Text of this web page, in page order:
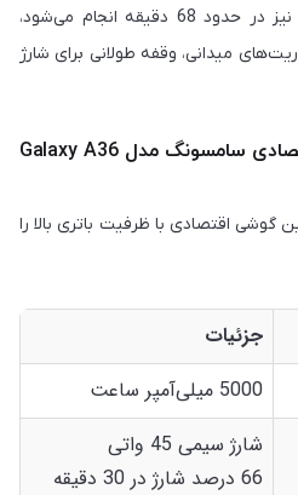
سرعت، حیاتی است. شارژ کامل نیز در حدود 68 دقیقه انجام می‌شود،
میدانی، وقفه طولانی برای شارژ
مشخصات کلیدی گوشی اقتصادی سامسونگ مدل Galaxy A36
اقتصادی با ظرفیت باتری بالا را
جزئیات
5000 میلی‌آمپر ساعت
شارژ سیمی 45 واتی
66 درصد شارژ در 30 دقیقه